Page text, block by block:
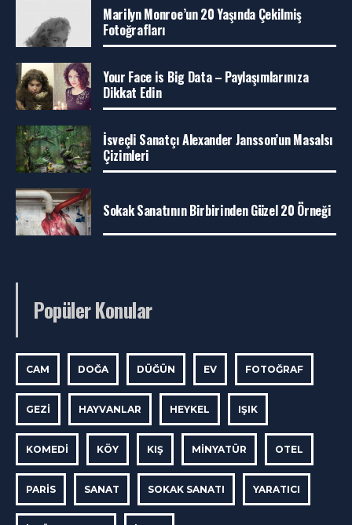
Marilyn Monroe’un 20 Yaşında Çekilmiş
Fotoğrafları
Your Face is Big Data – Paylaşımlarınıza
Dikkat Edin
İsveçli Sanatçı Alexander Jansson’un Masalsı
Çizimleri
Sokak Sanatının Birbirinden Güzel 20 Örneği
Popüler Konular
CAM DOĞA DÜĞÜN EV FOTOĞRAF
GEZI HAYVANLAR HEYKEL IŞIK
KOMEDI KÖY KIŞ MINYATÜR OTEL
PARIS SANAT SOKAK SANATI YARATICI